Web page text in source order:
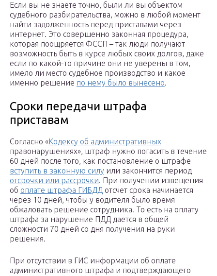
Если вы не знаете точно, были ли вы объектом
судебного разбирательства, можно в любой момент
найти задолженность перед приставами через
интернет. Это совершенно законная процедура,
которая поощряется ФССП – так люди получают
возможность быть в курсе любых своих долгов, даже
если по какой-то причине они не уверены в том,
имело ли место судебное производство и какое
именно решение по нему было вынесено.
Сроки передачи штрафа
приставам
Согласно «Кодексу об административных
правонарушениях», штраф нужно погасить в течение
60 дней после того, как постановление о штрафе
вступить в законную силу или закончится период
отсрочки или рассрочки. При получении извещения
об оплате штрафа ГИБДД отсчет срока начинается
через 10 дней, чтобы у водителя было время
обжаловать решение сотрудника. То есть на оплату
штрафа за нарушение ПДД дается в общей
сложности 70 дней со дня получения на руки
решения.
При отсутствии в ГИС информации об оплате
административного штрафа и подтверждающего